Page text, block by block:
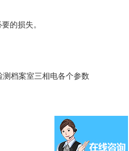
的损失。
档案室三相电各个参数